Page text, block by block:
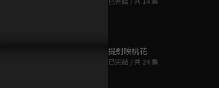
提劍映桃花
已完結 / 共 24 集